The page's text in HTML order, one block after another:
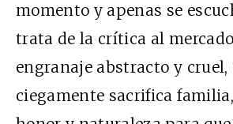
momento y apenas se
trata de la crítica al
engranaje abstracto y cruel,
ciegamente sacrifica